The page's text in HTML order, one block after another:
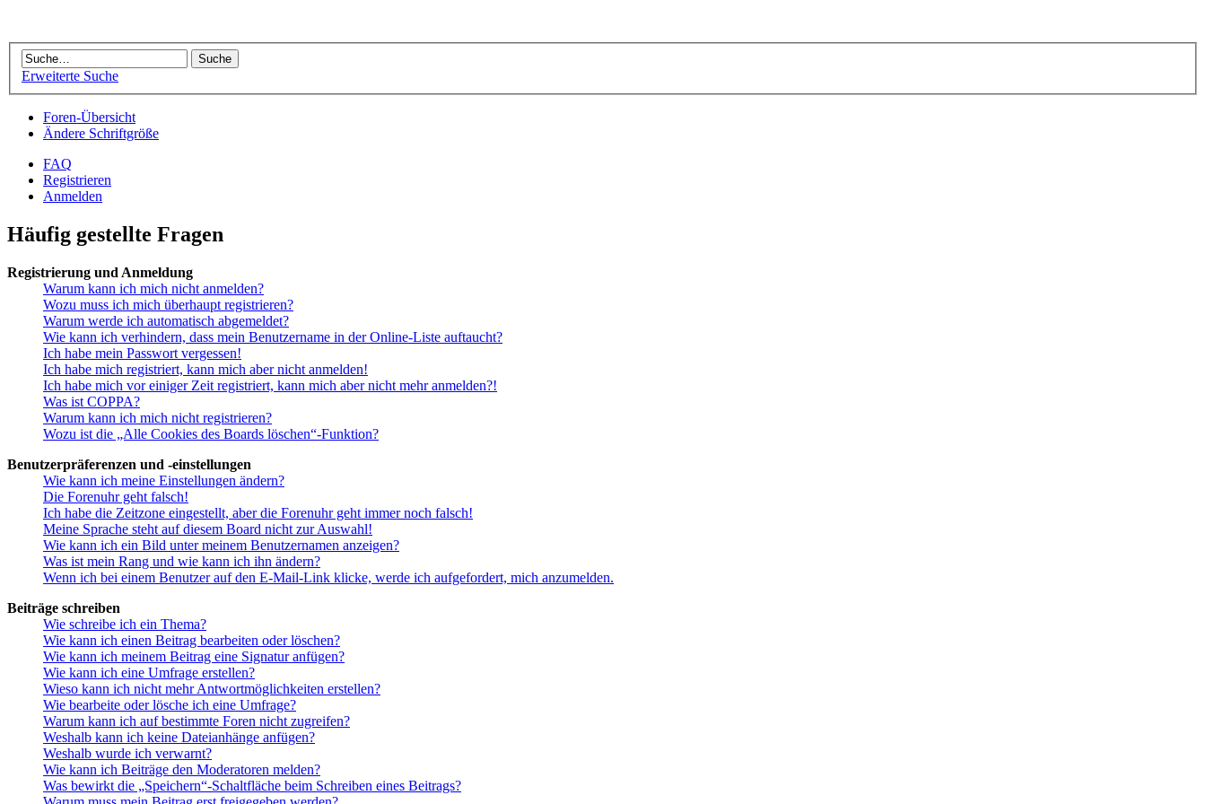
Erweiterte Suche
Foren-Übersicht
Ändere Schriftgröße
FAQ
Registrieren
Anmelden
Häufig gestellte Fragen
Registrierung und Anmeldung
Warum kann ich mich nicht anmelden?
Wozu muss ich mich überhaupt registrieren?
Warum werde ich automatisch abgemeldet?
Wie kann ich verhindern, dass mein Benutzername in der Online-Liste auftaucht?
Ich habe mein Passwort vergessen!
Ich habe mich registriert, kann mich aber nicht anmelden!
Ich habe mich vor einiger Zeit registriert, kann mich aber nicht mehr anmelden?!
Was ist COPPA?
Warum kann ich mich nicht registrieren?
Wozu ist die „Alle Cookies des Boards löschen“-Funktion?
Benutzerpräferenzen und -einstellungen
Wie kann ich meine Einstellungen ändern?
Die Forenuhr geht falsch!
Ich habe die Zeitzone eingestellt, aber die Forenuhr geht immer noch falsch!
Meine Sprache steht auf diesem Board nicht zur Auswahl!
Wie kann ich ein Bild unter meinem Benutzernamen anzeigen?
Was ist mein Rang und wie kann ich ihn ändern?
Wenn ich bei einem Benutzer auf den E-Mail-Link klicke, werde ich aufgefordert, mich anzumelden.
Beiträge schreiben
Wie schreibe ich ein Thema?
Wie kann ich einen Beitrag bearbeiten oder löschen?
Wie kann ich meinem Beitrag eine Signatur anfügen?
Wie kann ich eine Umfrage erstellen?
Wieso kann ich nicht mehr Antwortmöglichkeiten erstellen?
Wie bearbeite oder lösche ich eine Umfrage?
Warum kann ich auf bestimmte Foren nicht zugreifen?
Weshalb kann ich keine Dateianhänge anfügen?
Weshalb wurde ich verwarnt?
Wie kann ich Beiträge den Moderatoren melden?
Was bewirkt die „Speichern“-Schaltfläche beim Schreiben eines Beitrags?